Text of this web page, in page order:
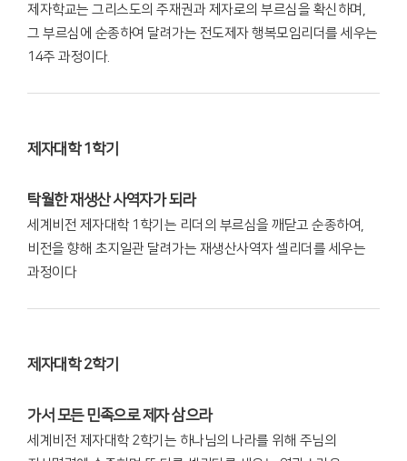
제자학교는 그리스도의 주재권과 제자로의 부르심을 확신하며,
그 부르심에 순종하여 달려가는 전도제자 행복모임리더를 세우는
14주 과정이다.
제자대학 1학기
탁월한 재생산 사역자가 되라
세계비전 제자대학 1학기는 리더의 부르심을 깨닫고 순종하여,
비전을 향해 초지일관 달려가는 재생산사역자 셀리더를 세우는
과정이다
제자대학 2학기
가서 모든 민족으로 제자 삼으라
세계비전 제자대학 2학기는 하나님의 나라를 위해 주님의